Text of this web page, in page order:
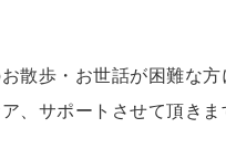
散歩・お世話が困難な
、サポートさせて頂きま